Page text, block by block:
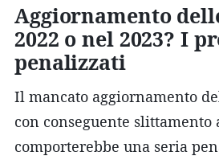
Aggiornamento
2022 o nel 2023? I
penalizzati
Il mancato aggiornamento
con conseguente slittamento
comporterebbe una seria